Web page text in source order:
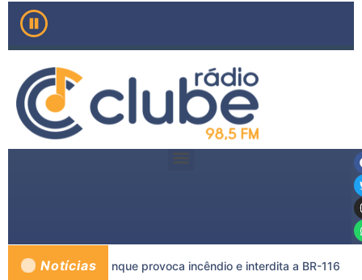
Notícias
e caminhão-tanque provoca incêndio e interdita a BR-116